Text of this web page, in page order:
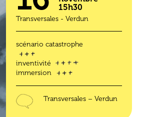
15h30
Transversales - Verdun
scénario catastrophe
inventivité
immersion
Transversales – Verdun